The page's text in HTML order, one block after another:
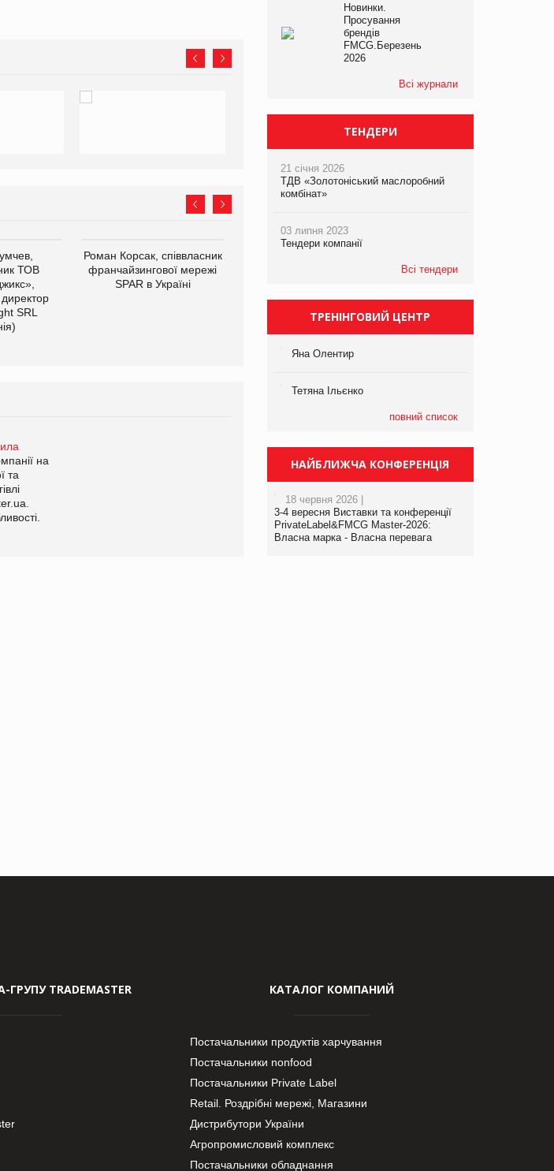
ТОВ
SRL
Роман Корсак, співвласник
франчайзингової мережі
SPAR в Україні
виробництва
компанії «УкраМарин»
на
та
Брагина Людмила
Просування компанії на
www.trademaster.ua.
правила. Особливості.
Новинки.
Просування
брендів
FMCG.Березень
2026
Всі журнали
ТЕНДЕРИ
21 січня 2026
ТДВ «Золотоніський маслоробний
комбінат»
03 липня 2023
Тендери компанії
Всі тендери
ТРЕНІНГОВИЙ ЦЕНТР
Яна Олентир
Тетяна Ільєнко
повний список
НАЙБЛИЖЧА КОНФЕРЕНЦІЯ
18 червня 2026 |
3-4 вересня Виставки та конференції
PrivateLabel&FMCG Master-2026:
Власна марка - Власна перевага
TRADEMASTER КАТАЛОГ КОМПАНИЙ
Постачальники продуктів харчування
Постачальники nonfood
Постачальники Private Label
Retail. Роздрібні мережі, Магазини
Дистрибутори України
Агропромисловий комплекс
Постачальники обладнання